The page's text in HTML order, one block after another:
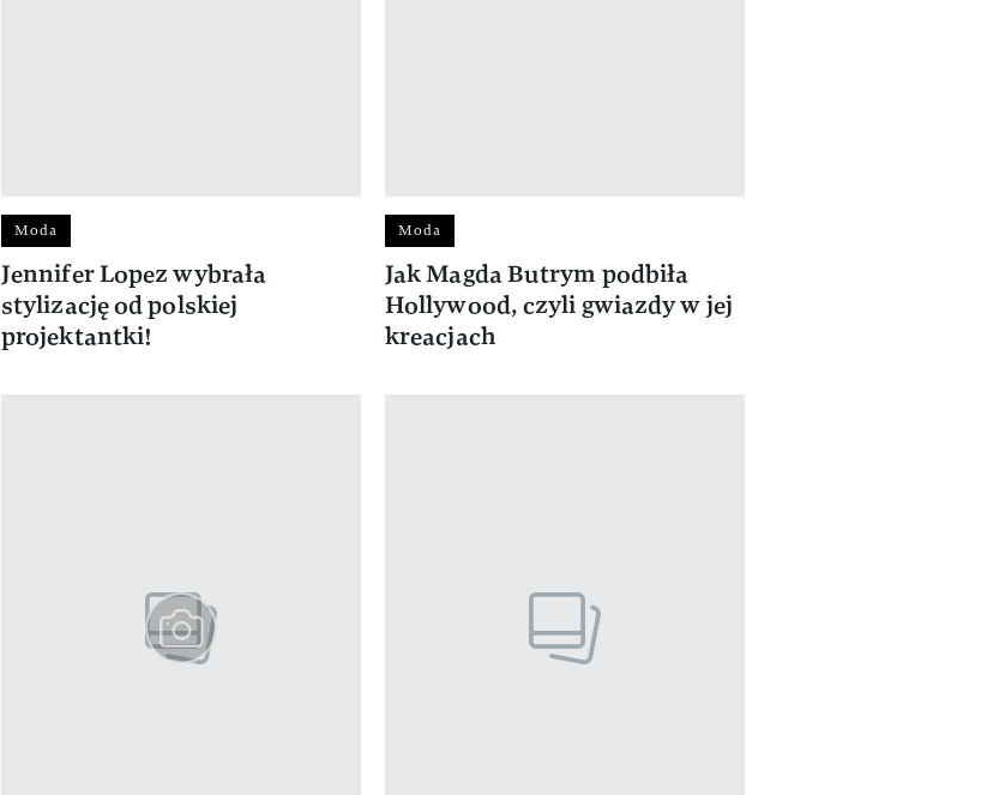
Moda
Jennifer Lopez wybrała
stylizację od polskiej
projektantki!
Moda
Jak Magda Butrym podbiła
Hollywood, czyli gwiazdy w jej
kreacjach